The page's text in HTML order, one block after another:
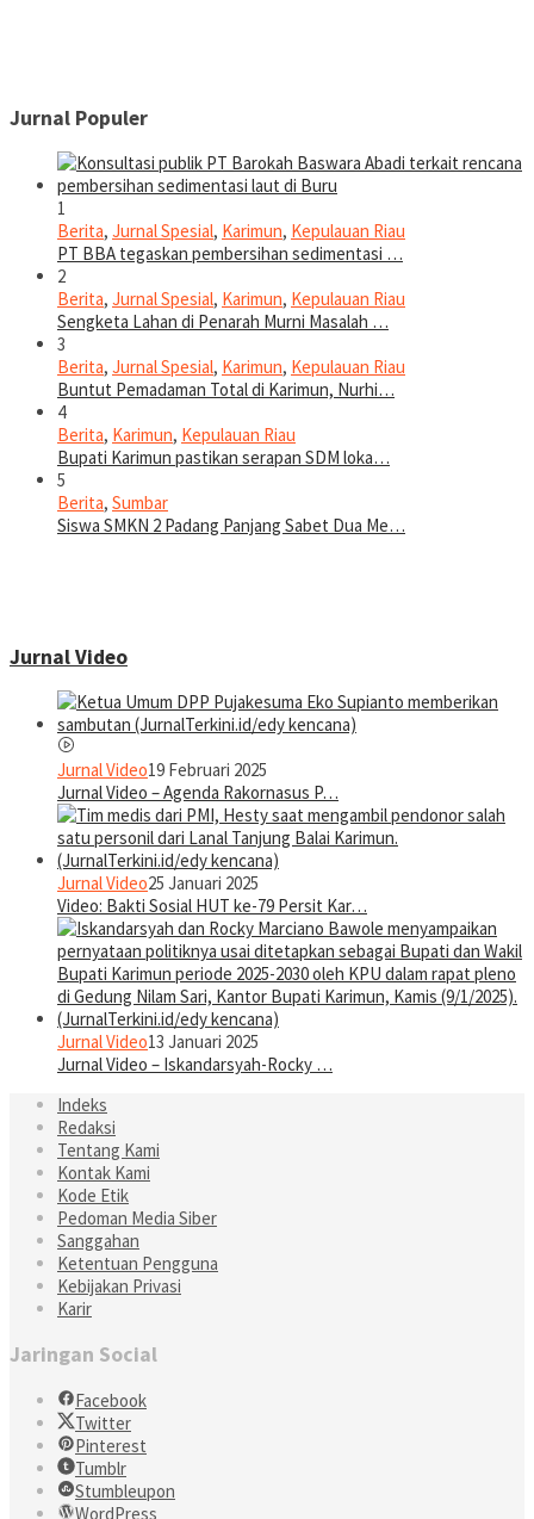
Jurnal Populer
1
Berita, Jurnal Spesial, Karimun, Kepulauan Riau
PT BBA tegaskan pembersihan sedimentasi …
2
Berita, Jurnal Spesial, Karimun, Kepulauan Riau
Sengketa Lahan di Penarah Murni Masalah …
3
Berita, Jurnal Spesial, Karimun, Kepulauan Riau
Buntut Pemadaman Total di Karimun, Nurhi…
4
Berita, Karimun, Kepulauan Riau
Bupati Karimun pastikan serapan SDM loka…
5
Berita, Sumbar
Siswa SMKN 2 Padang Panjang Sabet Dua Me…
Jurnal Video
Jurnal Video19 Februari 2025
Jurnal Video – Agenda Rakornasus P…
Jurnal Video25 Januari 2025
Video: Bakti Sosial HUT ke-79 Persit Kar…
Jurnal Video13 Januari 2025
Jurnal Video – Iskandarsyah-Rocky …
Indeks
Redaksi
Tentang Kami
Kontak Kami
Kode Etik
Pedoman Media Siber
Sanggahan
Ketentuan Pengguna
Kebijakan Privasi
Karir
Jaringan Social
Facebook
Twitter
Pinterest
Tumblr
Stumbleupon
WordPress